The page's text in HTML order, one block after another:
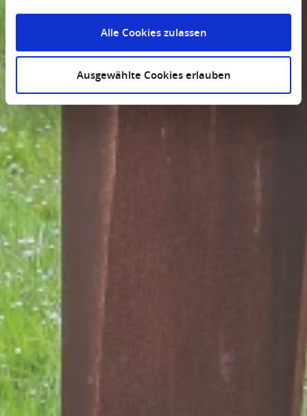
Alle Cookies zulassen
Ausgewählte Cookies erlauben